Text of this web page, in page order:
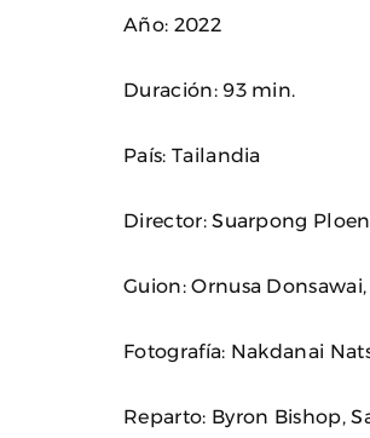
Año: 2022
Duración: 93 min.
País: Tailandia
Director: Suarpong
Guion: Ornusa
Fotografía: Nakdanai
Reparto: Byron Bishop,